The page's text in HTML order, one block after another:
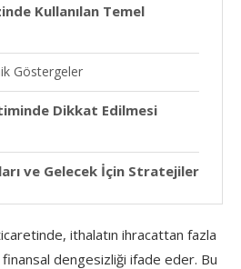
Kullanılan Temel
Göstergeler
Dikkat Edilmesi
ve Gelecek İçin Stratejiler
ithalatın ihracattan fazla
finansal dengesizliği ifade eder. Bu